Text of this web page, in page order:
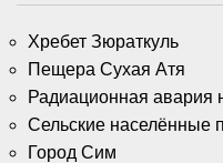
Хребет Зюраткуль
Пещера Сухая Атя
Радиационная авария
Сельские населённые
Город Сим